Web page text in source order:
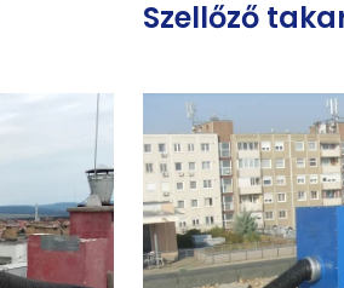
Szellőző